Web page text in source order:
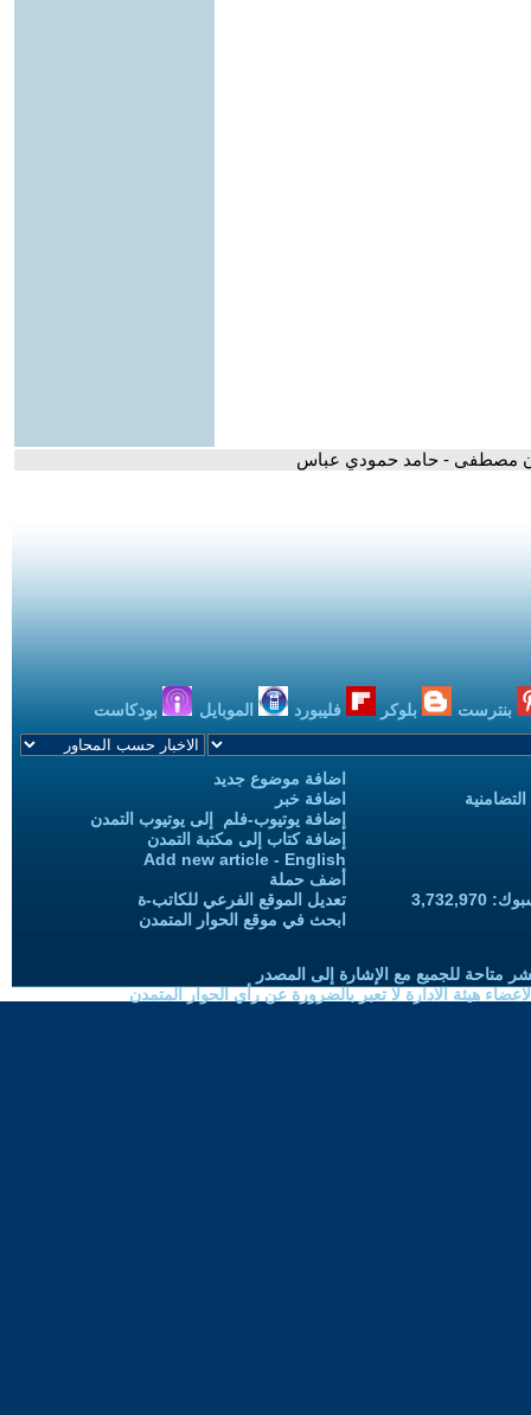
مصطفى - حامد حمودي عباس
بنترست بلوكر فليبورد الموبايل بودكاست
اضافة موضوع جديد
اضافة خبر
إضافة يوتيوب-فلم إلى يوتيوب التمدن
إضافة كتاب إلى مكتبة التمدن
Add new article - English
أضف حملة
تعديل الموقع الفرعي للكاتب-ة
ابحث في موقع الحوار المتمدن
متاحة للجميع مع الإشارة إلى المصدر
هيئة الادارة لا تعبر بالضرورة عن رأي الحوار المتمدن